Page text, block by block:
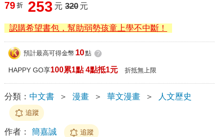
79 折 253 元 320 元
認購希望書包，幫助弱勢孩童上學不中斷！
預計最高可得金幣 10點 ?
HAPPY GO享100累1點 4點抵1元 折抵無上限
分類： 中文書 ＞ 漫畫 ＞ 華文漫畫 ＞ 人文歷史
追蹤
作者： 簡嘉誠 追蹤